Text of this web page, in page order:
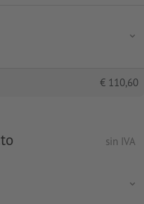
€ 110,60
sin IVA